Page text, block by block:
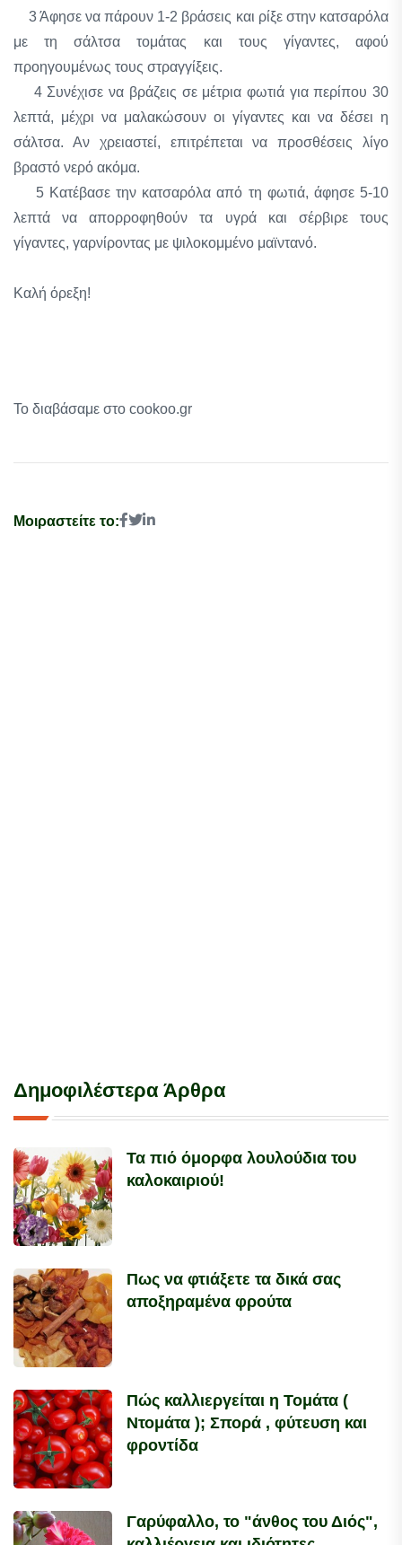
3 Άφησε να πάρουν 1-2 βράσεις και ρίξε στην κατσαρόλα
με τη σάλτσα τομάτας και τους γίγαντες, αφού
προηγουμένως τους στραγγίξεις.
4 Συνέχισε να βράζεις σε μέτρια φωτιά για περίπου 30
λεπτά, μέχρι να μαλακώσουν οι γίγαντες και να δέσει η
σάλτσα. Αν χρειαστεί, επιτρέπεται να προσθέσεις λίγο
βραστό νερό ακόμα.
5 Κατέβασε την κατσαρόλα από τη φωτιά, άφησε 5-10
λεπτά να απορροφηθούν τα υγρά και σέρβιρε τους
γίγαντες, γαρνίροντας με ψιλοκομμένο μαϊντανό.
Καλή όρεξη!
Το διαβάσαμε στο cookoo.gr
Μοιραστείτε το:
Δημοφιλέστερα Άρθρα
Τα πιό όμορφα λουλούδια του
καλοκαιριού!
Πως να φτιάξετε τα δικά σας
αποξηραμένα φρούτα
Πώς καλλιεργείται η Τομάτα (
Ντομάτα ); Σπορά , φύτευση και
φροντίδα
Γαρύφαλλο, το "άνθος του Διός",